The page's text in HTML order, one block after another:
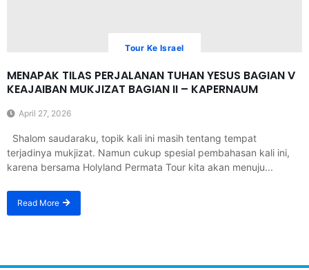
Tour Ke Israel
MENAPAK TILAS PERJALANAN TUHAN YESUS BAGIAN V
KEAJAIBAN MUKJIZAT BAGIAN II – KAPERNAUM
April 27, 2026
Shalom saudaraku, topik kali ini masih tentang tempat
terjadinya mukjizat. Namun cukup spesial pembahasan kali ini,
karena bersama Holyland Permata Tour kita akan menuju...
Read More